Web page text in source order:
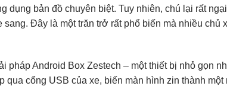
dụng bản đồ chuyên biệt. Tuy nhiên, chú lại rất
Đây là một trăn trở rất phổ biến mà nhiều chủ
pháp Android Box Zestech – một thiết bị nhỏ gọn
qua cổng USB của xe, biến màn hình zin thành